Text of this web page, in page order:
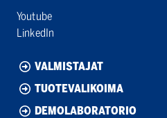
Youtube
LinkedIn
VALMISTAJAT
TUOTEVALIKOIMA
DEMOLABORATORIO